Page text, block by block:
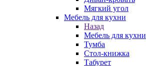
Мягкий угол
Мебель для кухни
Назад
Мебель для кухни
Тумба
Стол-книжка
Табурет